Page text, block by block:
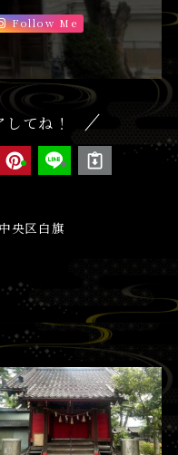
Follow Me
てね！
央区白旗